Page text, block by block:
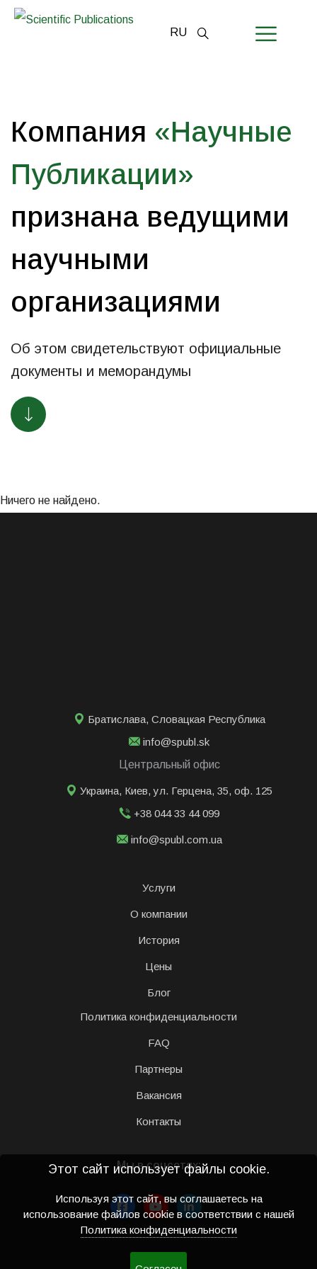
RU
ПАРТНЕРЫ
ГЛАВНАЯ
ПАРТНЕРЫ
Компания «Научные
Публикации»
признана ведущими
научными
организациями
Об этом свидетельствуют официальные
документы и меморандумы
Ничего не найдено.
Братислава, Словацкая Республика
info@spubl.sk
Центральный офис
Украина, Киев, ул. Герцена, 35, оф. 125
+38 044 33 44 099
info@spubl.com.ua
Услуги
О компании
История
Цены
Блог
Политика конфиденциальности
FAQ
Партнеры
Вакансия
Контакты
Мы в соцсетях:
Этот сайт использует файлы cookie.
Используя этот сайт, вы соглашаетесь на
использование файлов cookie в соответствии с нашей
Политика конфиденциальности